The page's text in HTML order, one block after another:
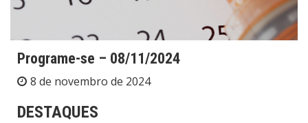
Programe-se – 08/11/2024
8 de novembro de 2024
DESTAQUES